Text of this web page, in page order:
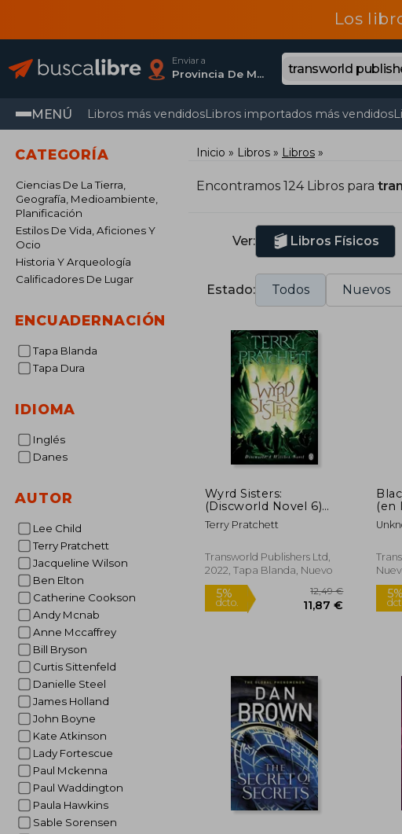
Los
Enviar a
Provincia De Madrid
MENÚ Libros más vendidosLibros importados más vendidos
CATEGORÍA
Ciencias De La Tierra,
Geografía, Medioambiente,
Planificación
Estilos De Vida, Aficiones Y
Ocio
Historia Y Arqueología
Calificadores De Lugar
ENCUADERNACIÓN
Tapa Blanda
Tapa Dura
IDIOMA
Inglés
Danes
AUTOR
Lee Child
Terry Pratchett
Jacqueline Wilson
Ben Elton
Catherine Cookson
Andy Mcnab
Anne Mccaffrey
Bill Bryson
Curtis Sittenfeld
Danielle Steel
James Holland
John Boyne
Kate Atkinson
Lady Fortescue
Paul Mckenna
Paul Waddington
Paula Hawkins
Sable Sorensen
Inicio Libros Libros
Encontramos 124 Libros para
Ver: Libros Físicos
Estado: Todos Nuevos
Wyrd Sisters:
(Discworld Novel 6)
(Discworld Novels) (en
Inglés)
Terry Pratchett
Transworld Publishers Ltd,
2022, Tapa Blanda, Nuevo
(en